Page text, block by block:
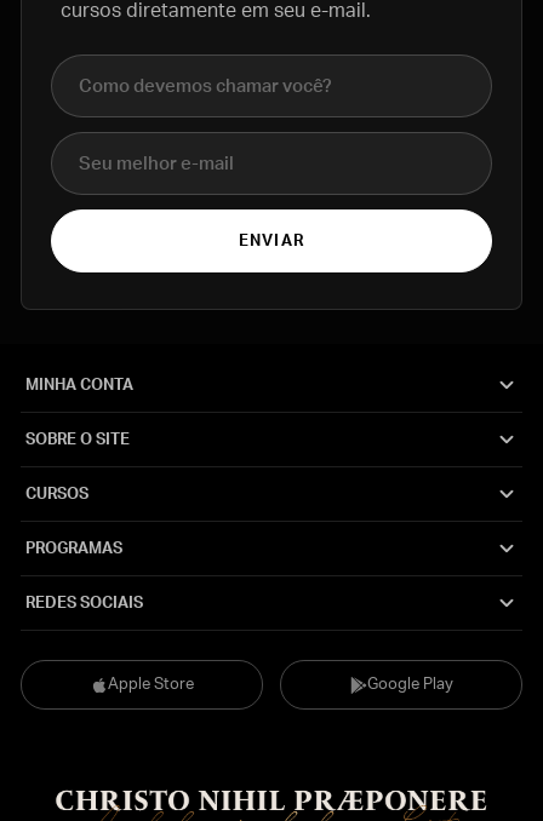
cursos diretamente em seu e-mail.
Nome completo
E-mail
ENVIAR
Apple Store Google Play
MINHA CONTA
SOBRE O SITE
CURSOS
PROGRAMAS
REDES SOCIAIS